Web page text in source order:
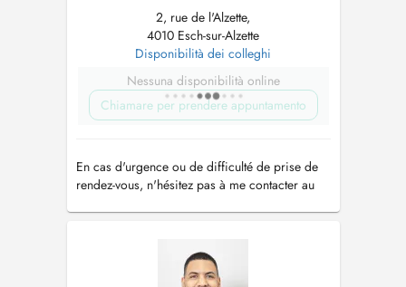
2, rue de l'Alzette,
4010 Esch-sur-Alzette
Disponibilità dei colleghi
Nessuna disponibilità online
Chiamare per prendere appuntamento
En cas d'urgence ou de difficulté de prise de
rendez-vous, n'hésitez pas à me contacter au